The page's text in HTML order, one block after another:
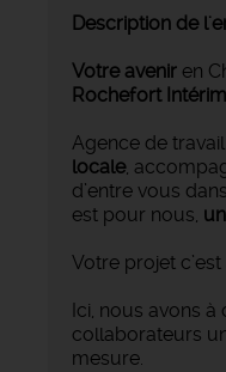
Description de
Votre avenir en
Rochefort Intérim
Agence de
locale,
d’entre vous
est pour nous,
Votre projet
Ici, nous avons
collaborateurs
mesure.